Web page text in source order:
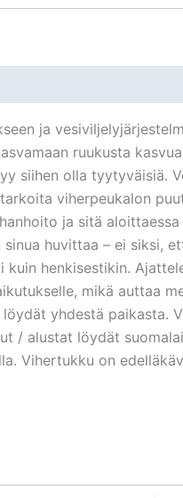
ja
ruukusta
siihen olla tyytyväisiä.
viherpeukalon
ja sitä
huvittaa – ei siksi,
henkisestikin.
mikä auttaa
yhdestä paikasta.
/ alustat löydät
Vihertukku on